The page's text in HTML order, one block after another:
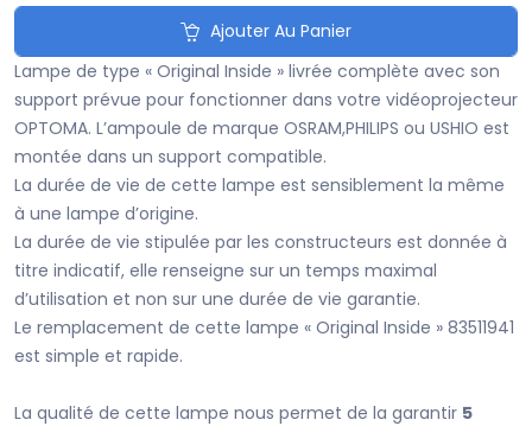
Ajouter Au Panier
Lampe de type « Original Inside » livrée complète avec son
support prévue pour fonctionner dans votre vidéoprojecteur
OPTOMA. L’ampoule de marque OSRAM,PHILIPS ou USHIO est
montée dans un support compatible.
La durée de vie de cette lampe est sensiblement la même
à une lampe d’origine.
La durée de vie stipulée par les constructeurs est donnée à
titre indicatif, elle renseigne sur un temps maximal
d’utilisation et non sur une durée de vie garantie.
Le remplacement de cette lampe « Original Inside » 83511941
est simple et rapide.
La qualité de cette lampe nous permet de la garantir 5